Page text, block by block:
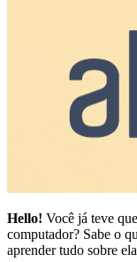
Hello! Você já teve
computador? Sabe o
aprender tudo sobre